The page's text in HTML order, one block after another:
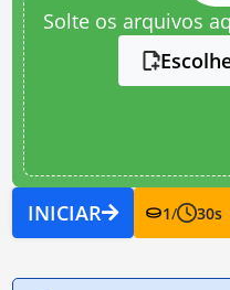
Solte os arquivos
INICIAR 1/ 30s